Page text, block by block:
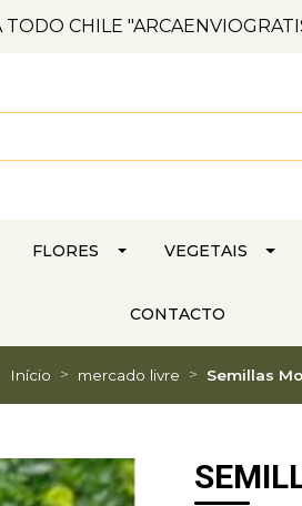
CHILE
FLORES VEGETAIS
CONTACTO
Início mercado livre Semillas